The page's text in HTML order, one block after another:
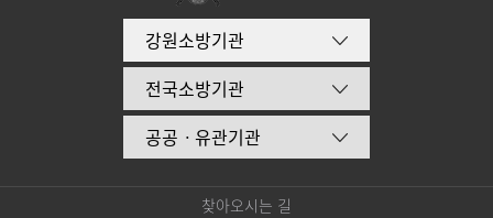
강원소방기관
전국소방기관
공공ㆍ유관기관
찾아오시는 길